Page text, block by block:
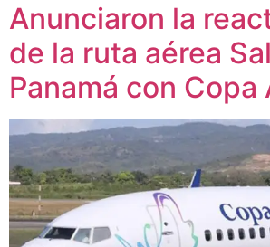
Anunciaron la
de la ruta aérea
Panamá con Copa